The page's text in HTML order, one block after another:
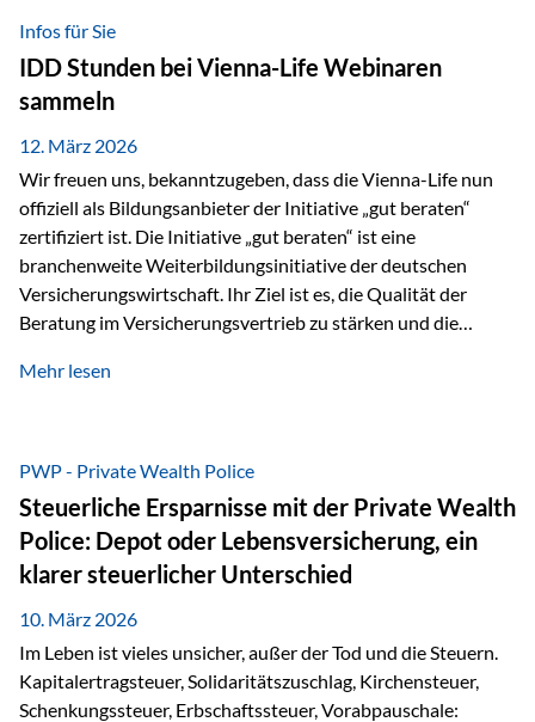
Vermögensschutz strategisch miteinander verbindet.
Warum klassische Nachfolgeplanung oft scheitert Viele
Vermögen werden erst im Todesfall übertragen. Das kann zu
Problemen führen: Hohe Erbschaftsteuern Streitigkeiten
zwischen Erben Liquiditätsprobleme bei Immobilien…
Infos für Sie
IDD Stunden bei Vienna-Life Webinaren
sammeln
12. März 2026
Wir freuen uns, bekanntzugeben, dass die Vienna-Life nun
offiziell als Bildungsanbieter der Initiative „gut beraten“
zertifiziert ist. Die Initiative „gut beraten“ ist eine
branchenweite Weiterbildungsinitiative der deutschen
Versicherungswirtschaft. Ihr Ziel ist es, die Qualität der
Beratung im Versicherungsvertrieb zu stärken und die
Personen transparent zu dokumentieren. Seit der
Stunden pro Jahr für vertrieblich tätige Personen in der
Versicherungsbranche. Über die Weiterbildungsdatenbank
von „gut beraten“ können absolvierte Bildungsmaßnahmen
zentral erfasst und dokumentiert werden. „gut beraten“
zertifiziert Als zertifizierter Bildungsanbieter können unsere
Webinare nun für die…
Mehr lesen
PWP - Private Wealth Police
Steuerliche Ersparnisse mit der Private Wealth
Police: Depot oder Lebensversicherung, ein
klarer steuerlicher Unterschied
10. März 2026
Im Leben ist vieles unsicher, außer der Tod und die Steuern.
Kapitalertragsteuer, Solidaritätszuschlag, Kirchensteuer,
Schenkungssteuer, Erbschaftssteuer, Vorabpauschale: